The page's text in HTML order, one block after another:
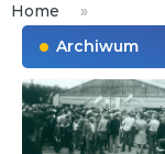
Home
»
Archiwum